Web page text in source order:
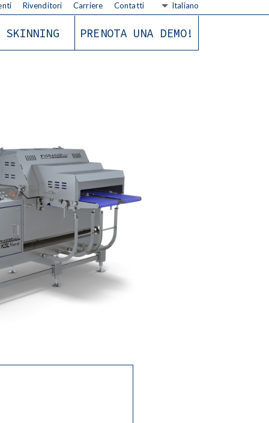
Rivenditori Carriere Contatti Italiano
SKINNING PRENOTA UNA DEMO!